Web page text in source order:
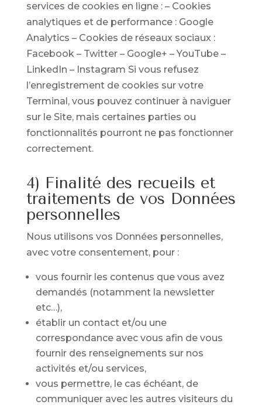
services de cookies en ligne : – Cookies
analytiques et de performance : Google
Analytics – Cookies de réseaux sociaux :
Facebook – Twitter – Google+ – YouTube –
LinkedIn – Instagram Si vous refusez
l’enregistrement de cookies sur votre
Terminal, vous pouvez continuer à naviguer
sur le Site, mais certaines parties ou
fonctionnalités pourront ne pas fonctionner
correctement.
4) Finalité des recueils et
traitements de vos Données
personnelles
Nous utilisons vos Données personnelles,
avec votre consentement, pour :
vous fournir les contenus que vous avez
demandés (notamment la newsletter
etc…),
établir un contact et/ou une
correspondance avec vous afin de vous
fournir des renseignements sur nos
activités et/ou services,
vous permettre, le cas échéant, de
communiquer avec les autres visiteurs du